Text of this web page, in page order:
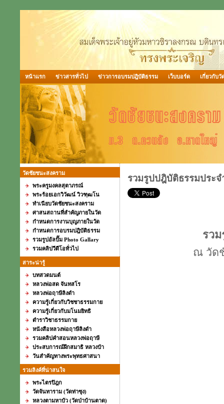
หน้าแรก ข่าวสารทั่วไป ข่าวการอบรมปฎิบัติธรรม เว็บบอร์ด เกี่ยวกับวั
วัดชัยชนะสงคราม
พระครูมงคลสุตาภรณ์
พระร้อยเอกวิวัฒน์ วิวฑฺฒโน
ทำเนียบวัดชัยชนะสงคราม
ศาสนสถานที่สำคัญภายในวัด
กำหนดการงานบุญภายในวัด
กำหนดการอบรมปฎิบัติธรรม
รวมรูปอัลปั๊ม Photo Gallary
รวมคลิปวีดีโอทั่วไป
สาระน่ารู้
บทสวดมนต์
หลวงพ่อสด จันทสโร
หลวงพ่อฤาษีลิงดำ
ความรู้เกี่ยวกับวิชชาธรรมกาย
ความรู้เกี่ยวกับมโนมยิทธิ
ตำราวิชาธรรมกาย
หนังสือหลวงพ่อฤาษีลิงดำ
รวมคลิปคำสอนหลวงพ่อฤาษี
ประสบการณ์ฝึกสมาธิ หลวงป๋า
วันสำคัญทางพระพุทธศาสนา
รวมลิงค์ที่น่าสนใจ
พระไตรปิฎก
วัดจันทาราม (วัดท่าซุง)
หลวงตามหาบัว (วัดป่าบ้านตาด)
รวมรูปปฎิบัติธรรมประ
รว
ณ วัด